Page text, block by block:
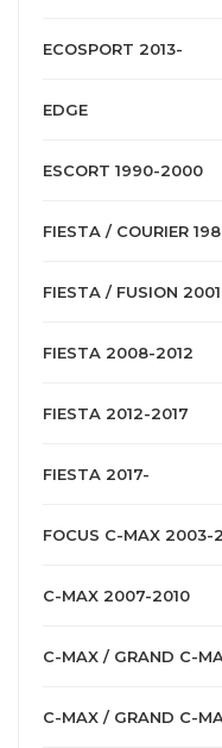
ECOSPORT 2013-
EDGE
ESCORT 1990-2000
FIESTA / COURIER
FIESTA / FUSION
FIESTA 2008-2012
FIESTA 2012-2017
FIESTA 2017-
FOCUS C-MAX 2003-
C-MAX 2007-2010
C-MAX / GRAND C-
C-MAX / GRAND C-